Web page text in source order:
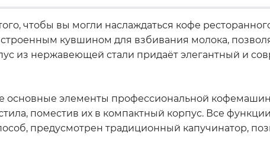
чтобы вы могли наслаждаться кофе
кувшином для взбивания молока,
из нержавеющей стали придаёт элегантный и
основные элементы профессиональной
поместив их в компактный корпус. Все
предусмотрен традиционный капучинатор,